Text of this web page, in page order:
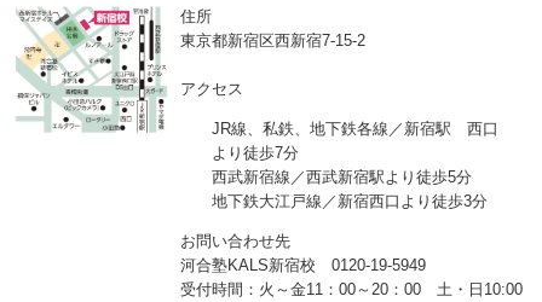
住所
東京都新宿区西新宿7-15-2
アクセス
JR線、私鉄、地下鉄各線／新宿駅 西口
より徒歩7分
西武新宿線／西武新宿駅より徒歩5分
地下鉄大江戸線／新宿西口より徒歩3分
お問い合わせ先
河合塾KALS新宿校 0120‐19‐5949
受付時間：火～金11：00～20：00 土・日10:00